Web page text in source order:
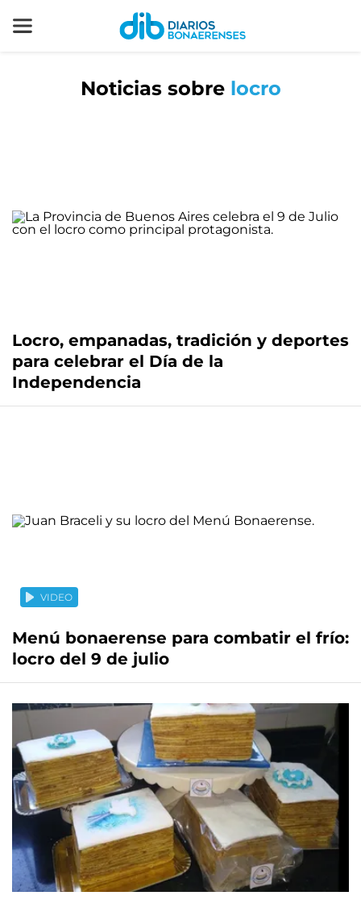
Noticias sobre locro
Locro, empanadas, tradición y deportes
para celebrar el Día de la
Independencia
VIDEO
Menú bonaerense para combatir el frío:
locro del 9 de julio